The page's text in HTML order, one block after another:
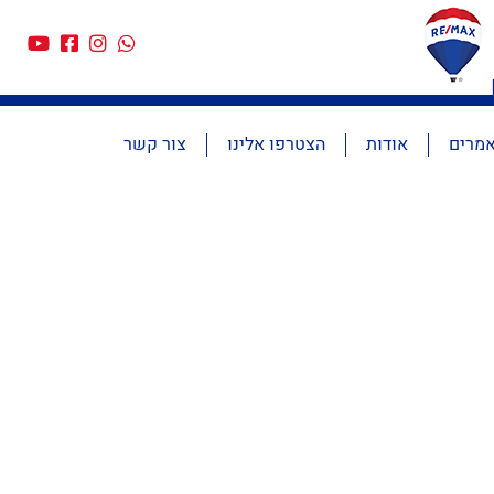
אודות הצטרפו אלינו צור קשר